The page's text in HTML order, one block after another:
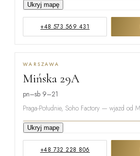
GRZYBOWSKA
Ukryj mapę
+48 573 569 431
WARSZAWA
Mińska 29A
pn–sb 9–21
Praga-Południe, Soho Factory — wjazd od
ŻUPNICZA
Ukryj mapę
+48 732 228 806